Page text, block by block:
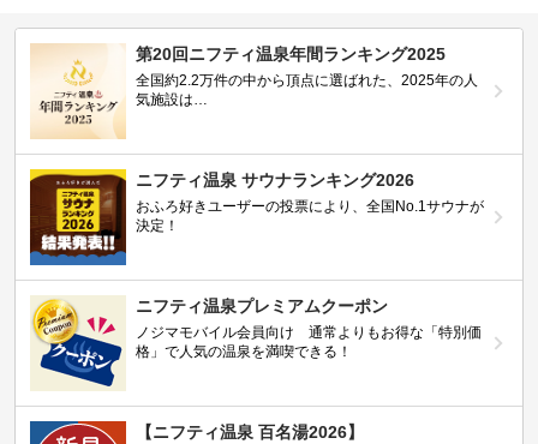
第20回ニフティ温泉年間ランキング2025
全国約2.2万件の中から頂点に選ばれた、2025年の人
気施設は…
ニフティ温泉 サウナランキング2026
おふろ好きユーザーの投票により、全国No.1サウナが
決定！
ニフティ温泉プレミアムクーポン
ノジマモバイル会員向け 通常よりもお得な「特別価
格」で人気の温泉を満喫できる！
【ニフティ温泉 百名湯2026】